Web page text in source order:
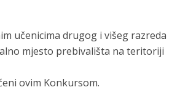
učenicima drugog i višeg razreda
mjesto prebivališta na teritoriji
ovim Konkursom.